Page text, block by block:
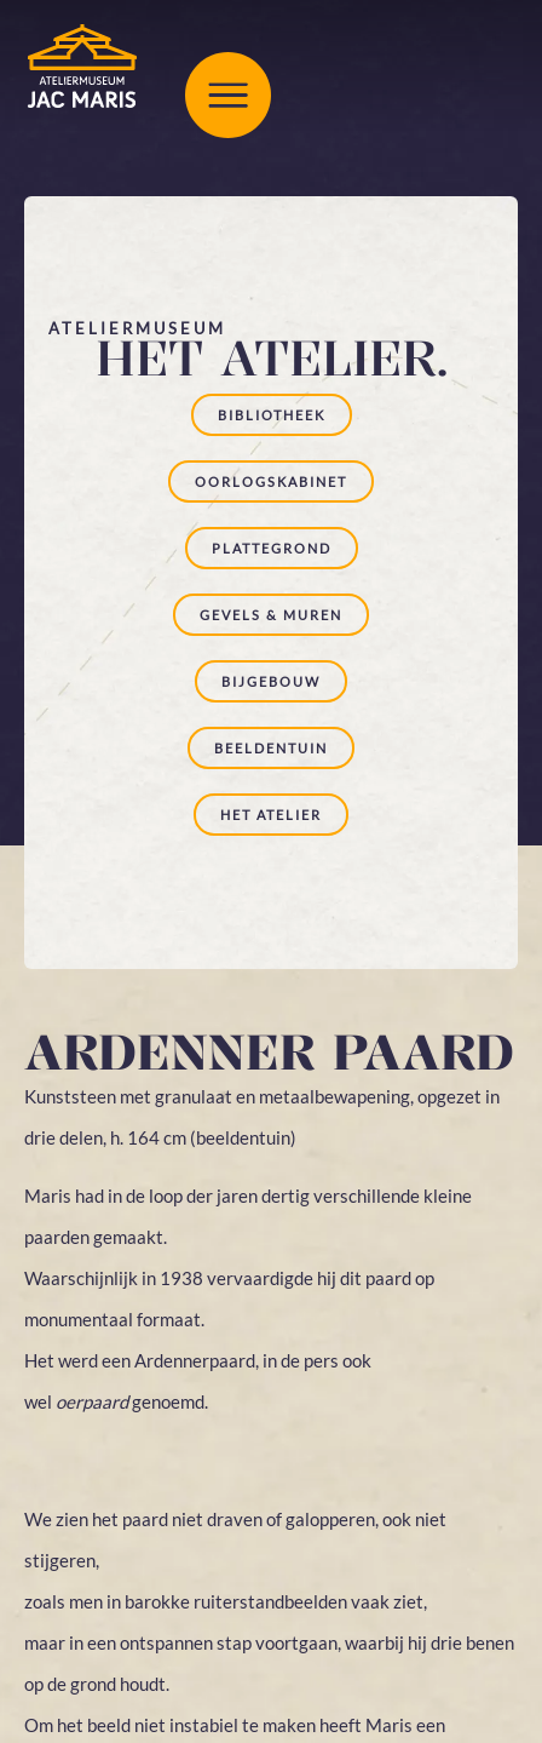
ATELIERMUSEUM
HET ATELIER.
BIBLIOTHEEK
OORLOGSKABINET
PLATTEGROND
GEVELS & MUREN
BIJGEBOUW
BEELDENTUIN
HET ATELIER
ARDENNER PAARD
Kunststeen met granulaat en metaalbewapening, opgezet in
drie delen, h. 164 cm (beeldentuin)
Maris had in de loop der jaren dertig verschillende kleine
paarden gemaakt.
Waarschijnlijk in 1938 vervaardigde hij dit paard op
monumentaal formaat.
Het werd een Ardennerpaard, in de pers ook
wel oerpaardgenoemd.
We zien het paard niet draven of galopperen, ook niet
stijgeren,
zoals men in barokke ruiterstandbeelden vaak ziet,
maar in een ontspannen stap voortgaan, waarbij hij drie benen
op de grond houdt.
Om het beeld niet instabiel te maken heeft Maris een